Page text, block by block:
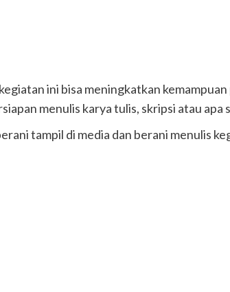
ini bisa meningkatkan
menulis karya tulis, skripsi atau apa
tampil di media dan berani menulis